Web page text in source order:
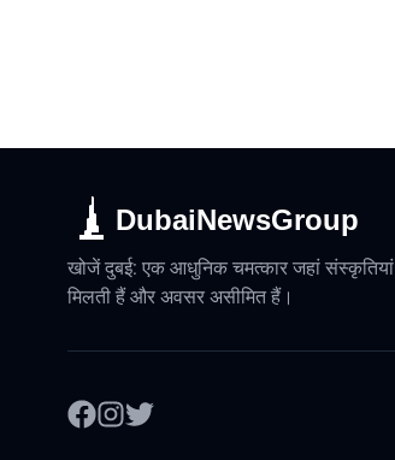
DubaiNewsGroup
खोजें दुबई: एक आधुनिक चमत्कार जहां संस्कृतियां
मिलती हैं और अवसर असीमित हैं।